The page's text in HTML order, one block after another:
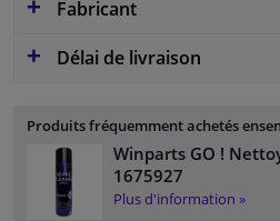
Fabricant
Délai de livraison
Produits fréquemment achetés
Winparts GO !
1675927
Plus d'information »